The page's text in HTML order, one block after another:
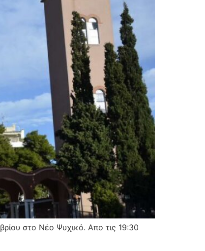
στο Νέο Ψυχικό. Απο τις 19:30